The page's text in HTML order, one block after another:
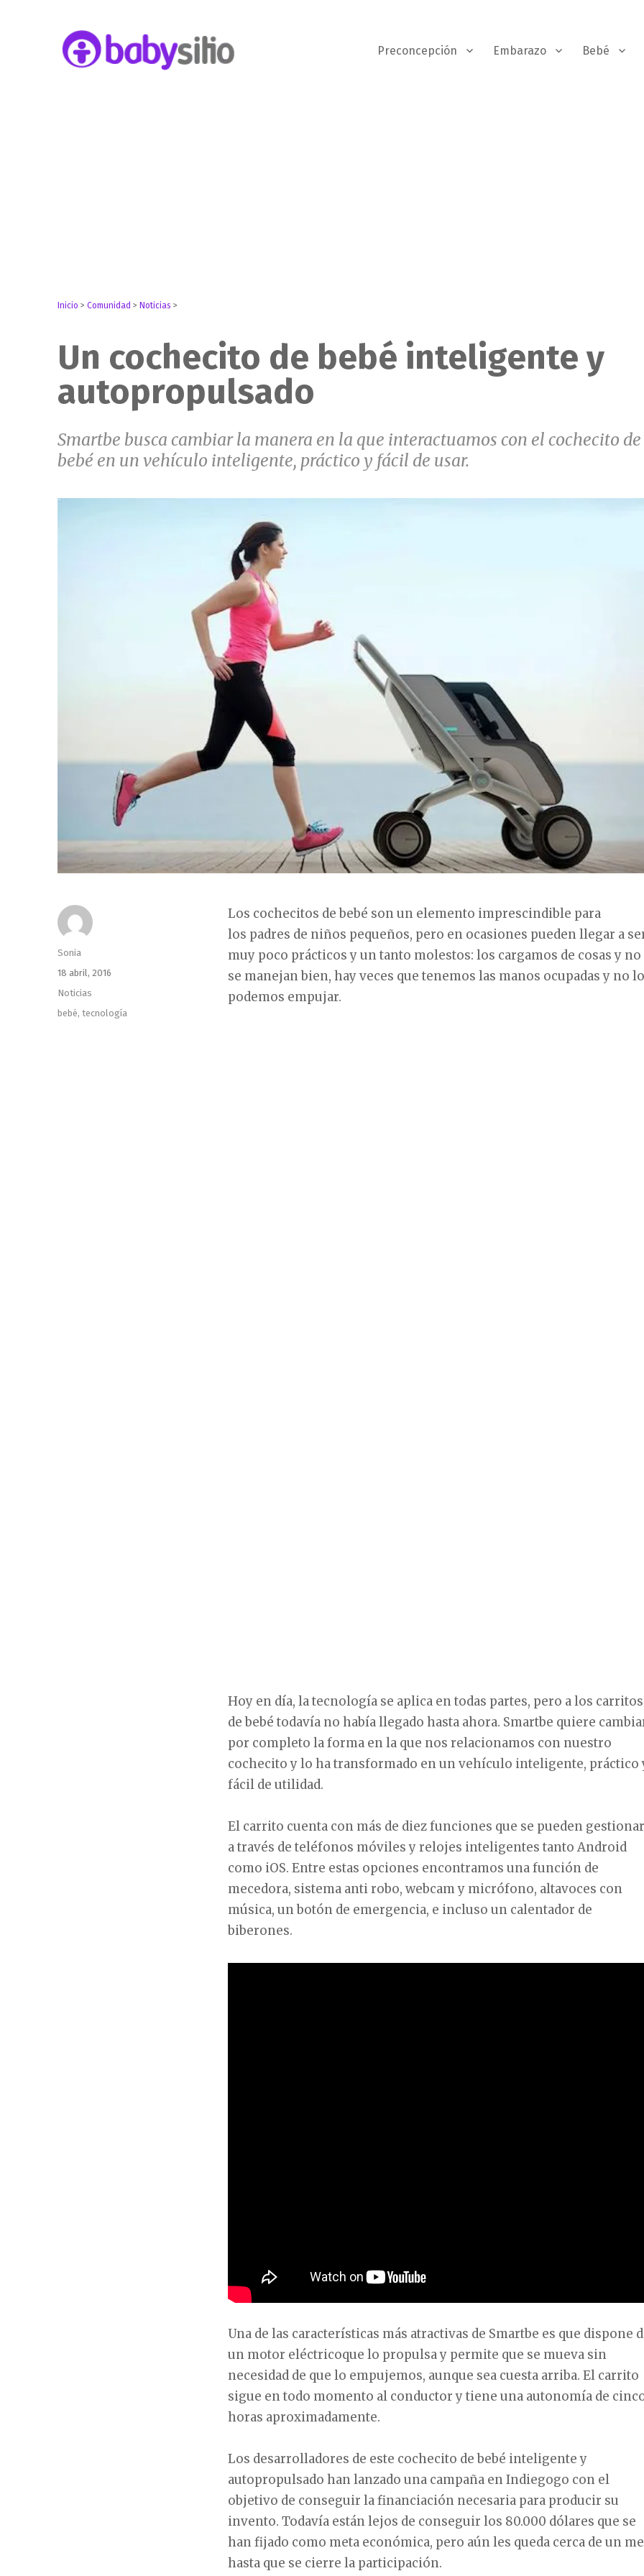
Preconcepción Embarazo Bebé
Inicio >Comunidad > Noticias >
Un cochecito de bebé inteligente y
autopropulsado
Smartbe busca cambiar la manera en la que interactuamos con el cochecito de
bebé en un vehículo inteligente, práctico y fácil de usar.
Los cochecitos de bebé son un elemento imprescindible para
los padres de niños pequeños, pero en ocasiones pueden llegar a
muy poco prácticos y un tanto molestos: los cargamos de cosas y no
se manejan bien, hay veces que tenemos las manos ocupadas y no
podemos empujar.
Hoy en día, la tecnología se aplica en todas partes, pero a los carritos
de bebé todavía no había llegado hasta ahora. Smartbe quiere
por completo la forma en la que nos relacionamos con nuestro
cochecito y lo ha transformado en un vehículo inteligente, práctico
fácil de utilidad.
El carrito cuenta con más de diez funciones que se pueden gestionar
a través de teléfonos móviles y relojes inteligentes tanto Android
como iOS. Entre estas opciones encontramos una función de
mecedora, sistema anti robo, webcam y micrófono, altavoces con
música, un botón de emergencia, e incluso un calentador de
biberones.
Una de las características más atractivas de Smartbe es que dispone
un motor eléctricoque lo propulsa y permite que se mueva sin
necesidad de que lo empujemos, aunque sea cuesta arriba. El carrito
sigue en todo momento al conductor y tiene una autonomía de
horas aproximadamente.
Los desarrolladores de este cochecito de bebé inteligente y
autopropulsado han lanzado una campaña en Indiegogo con el
objetivo de conseguir la financiación necesaria para producir su
invento. Todavía están lejos de conseguir los 80.000 dólares que se
han fijado como meta económica, pero aún les queda cerca de un
hasta que se cierre la participación.
Autor
Sonia
Publicado
18 abril, 2016
Categorías
Noticias
Etiquetas
bebé,tecnología